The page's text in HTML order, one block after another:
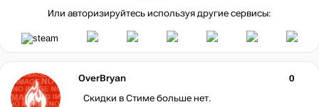
Или авторизируйтесь используя другие сервисы:
OverBryan
0
Скидки в Стиме больше нет.